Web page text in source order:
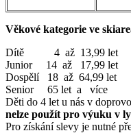
Věkové kategorie ve
Dítě 4 až 13,99 let
Junior 14 až 17,99 let
Dospělí 18 až 64,99 let
Senior 65 let a více
Děti do 4 let u nás v
nelze použít pro výuku v
Pro získání slevy je nutné